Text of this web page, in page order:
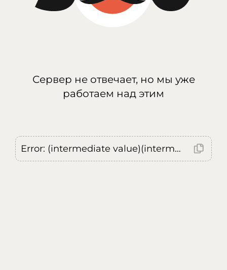
Сервер не отвечает, но мы уже
работаем над этим
Error: (intermediate value)(intermediate value)(intermediate value).replaceAll is not a function